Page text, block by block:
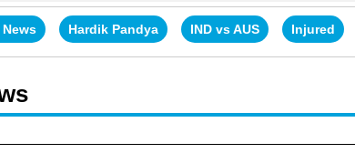
Hardik Pandya IND vs AUS Injured